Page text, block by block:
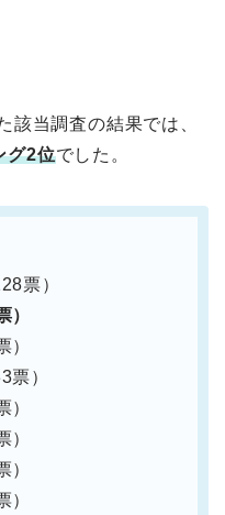
該当調査の結果では、
グ2位でした。
票）
）
）
）
）
）
）